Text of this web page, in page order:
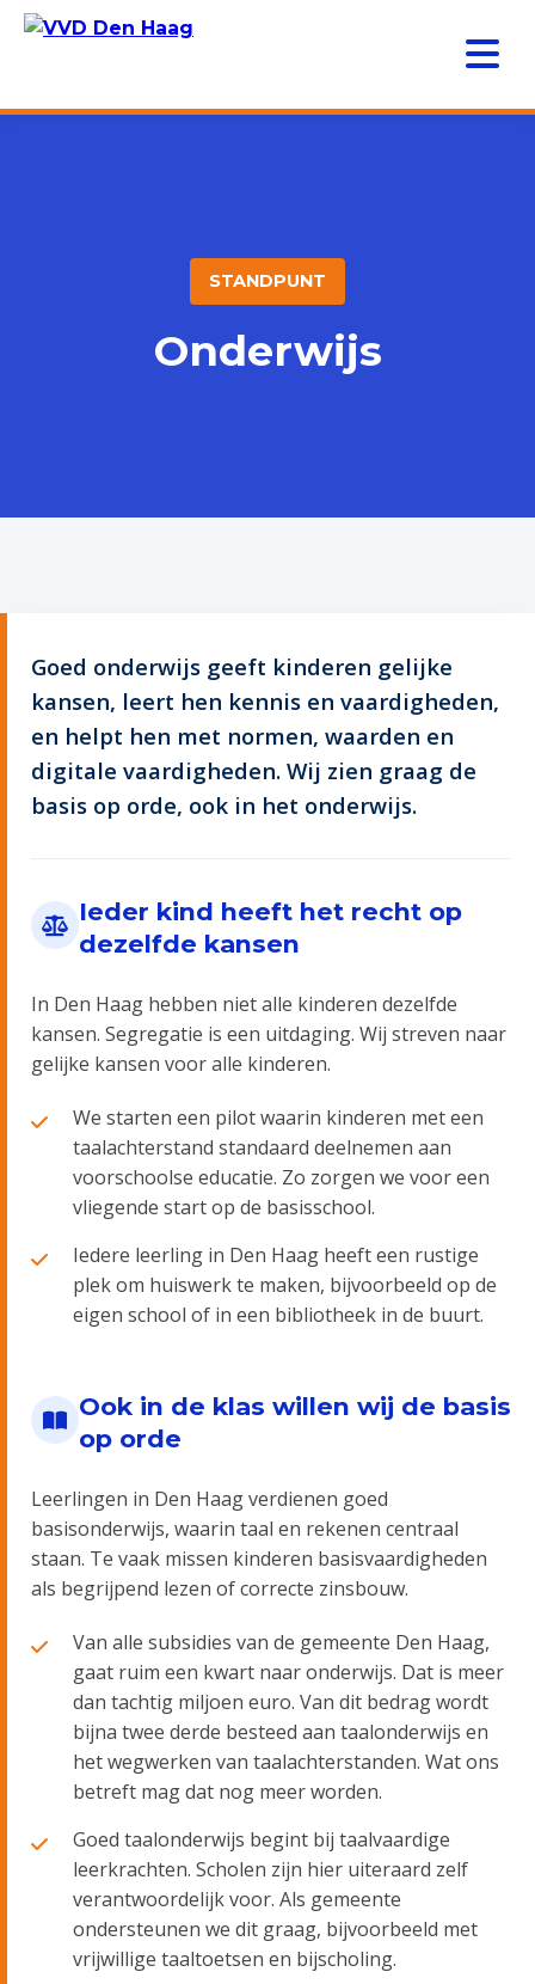
STANDPUNT
Onderwijs
Goed onderwijs geeft kinderen gelijke
kansen, leert hen kennis en vaardigheden,
en helpt hen met normen, waarden en
digitale vaardigheden. Wij zien graag de
basis op orde, ook in het onderwijs.
Ieder kind heeft het recht op
dezelfde kansen
In Den Haag hebben niet alle kinderen dezelfde
kansen. Segregatie is een uitdaging. Wij streven naar
gelijke kansen voor alle kinderen.
We starten een pilot waarin kinderen met een
taalachterstand standaard deelnemen aan
voorschoolse educatie. Zo zorgen we voor een
vliegende start op de basisschool.
Iedere leerling in Den Haag heeft een rustige
plek om huiswerk te maken, bijvoorbeeld op de
eigen school of in een bibliotheek in de buurt.
Ook in de klas willen wij de basis
op orde
Leerlingen in Den Haag verdienen goed
basisonderwijs, waarin taal en rekenen centraal
staan. Te vaak missen kinderen basisvaardigheden
als begrijpend lezen of correcte zinsbouw.
Van alle subsidies van de gemeente Den Haag,
gaat ruim een kwart naar onderwijs. Dat is meer
dan tachtig miljoen euro. Van dit bedrag wordt
bijna twee derde besteed aan taalonderwijs en
het wegwerken van taalachterstanden. Wat ons
betreft mag dat nog meer worden.
Goed taalonderwijs begint bij taalvaardige
leerkrachten. Scholen zijn hier uiteraard zelf
verantwoordelijk voor. Als gemeente
ondersteunen we dit graag, bijvoorbeeld met
vrijwillige taaltoetsen en bijscholing.